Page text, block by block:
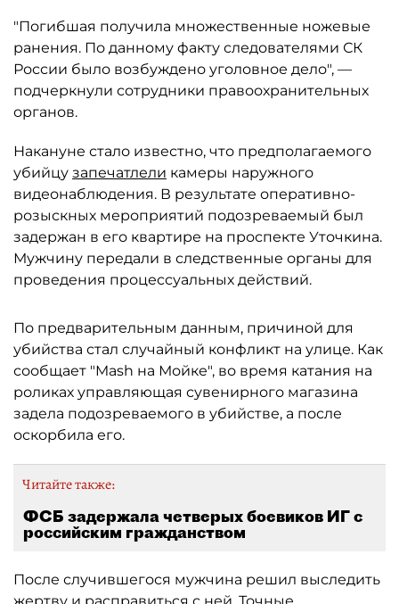
"Погибшая получила множественные ножевые
ранения. По данному факту следователями СК
России было возбуждено уголовное дело", —
подчеркнули сотрудники правоохранительных
органов.
Накануне стало известно, что предполагаемого
убийцу запечатлели камеры наружного
видеонаблюдения. В результате оперативно-
розыскных мероприятий подозреваемый был
задержан в его квартире на проспекте Уточкина.
Мужчину передали в следственные органы для
проведения процессуальных действий.
По предварительным данным, причиной для
убийства стал случайный конфликт на улице. Как
сообщает "Mash на Мойке", во время катания на
роликах управляющая сувенирного магазина
задела подозреваемого в убийстве, а после
оскорбила его.
Читайте также:
ФСБ задержала четверых боевиков ИГ с
российским гражданством
После случившегося мужчина решил выследить